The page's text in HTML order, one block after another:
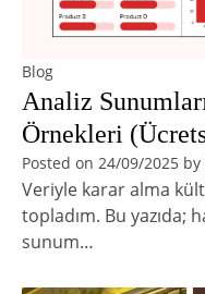
Blog
Analiz
Örnekleri
Posted on 24/09/2025 by
Veriyle karar alma
topladım. Bu yazıda;
sunum…